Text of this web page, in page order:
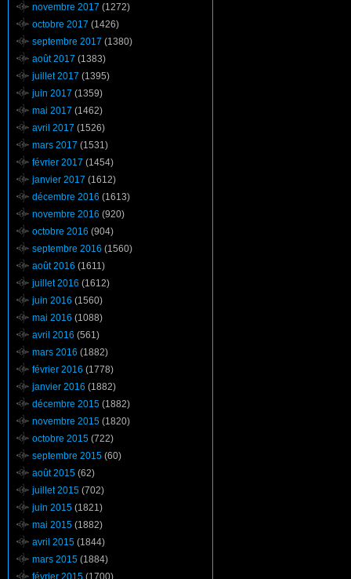
novembre 2017 (1272)
octobre 2017 (1426)
septembre 2017 (1380)
août 2017 (1383)
juillet 2017 (1395)
juin 2017 (1359)
mai 2017 (1462)
avril 2017 (1526)
mars 2017 (1531)
février 2017 (1454)
janvier 2017 (1612)
décembre 2016 (1613)
novembre 2016 (920)
octobre 2016 (904)
septembre 2016 (1560)
août 2016 (1611)
juillet 2016 (1612)
juin 2016 (1560)
mai 2016 (1088)
avril 2016 (561)
mars 2016 (1882)
février 2016 (1778)
janvier 2016 (1882)
décembre 2015 (1882)
novembre 2015 (1820)
octobre 2015 (722)
septembre 2015 (60)
août 2015 (62)
juillet 2015 (702)
juin 2015 (1821)
mai 2015 (1882)
avril 2015 (1844)
mars 2015 (1884)
février 2015 (1700)